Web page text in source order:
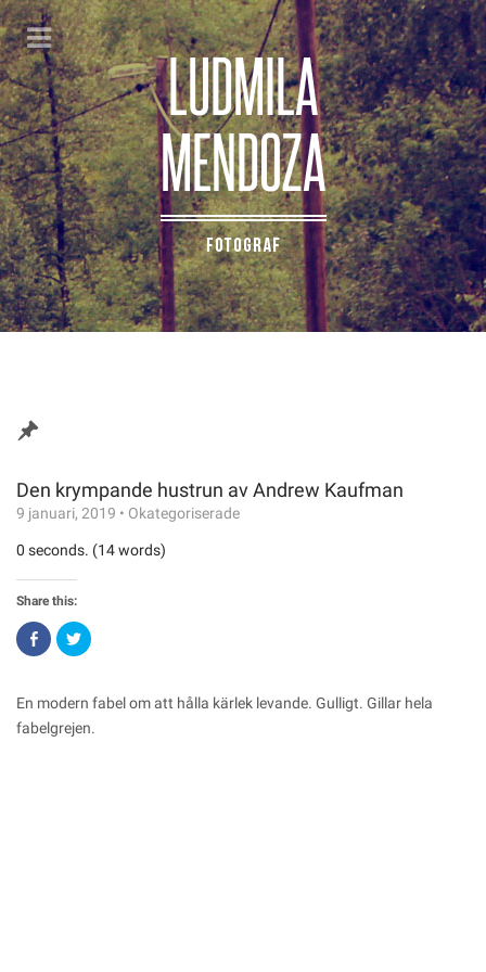
Den krympande hustrun av Andrew Kaufman
9 januari, 2019 • Okategoriserade
0 seconds. (14 words)
Share this:
Click
to
share
(Opens
in
new
window)
Click
to
(Opens
in
new
En modern fabel om att hålla kärlek levande. Gulligt. Gillar hela
fabelgrejen.